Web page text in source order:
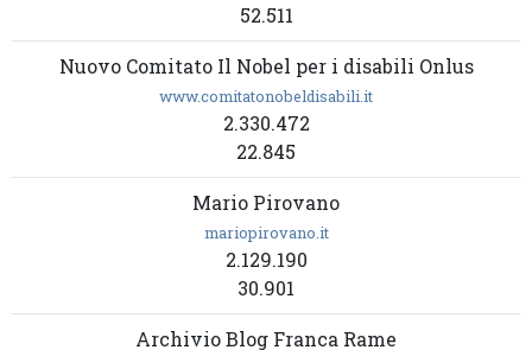
52.511
Nuovo Comitato Il Nobel per i disabili Onlus
www.comitatonobeldisabili.it
2.330.472
22.845
Mario Pirovano
mariopirovano.it
2.129.190
30.901
Archivio Blog Franca Rame